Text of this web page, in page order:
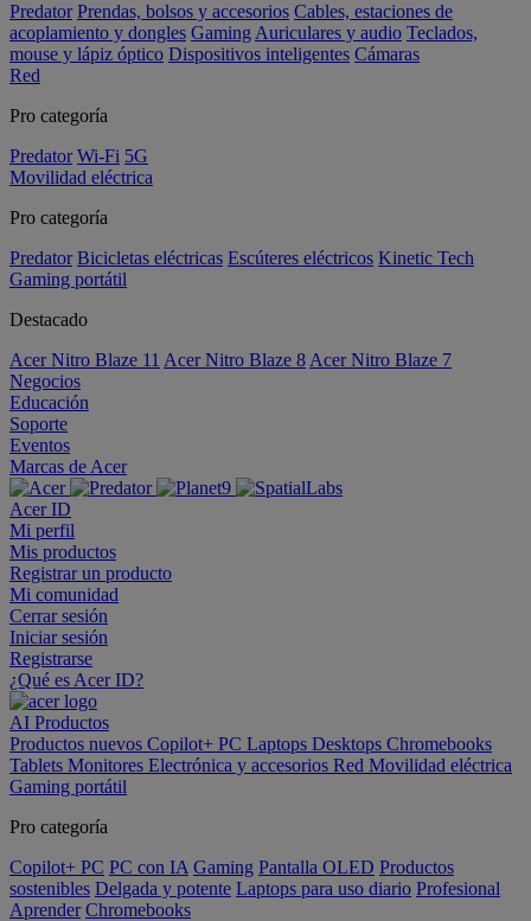
Predator Prendas, bolsos y accesorios Cables, estaciones de
acoplamiento y dongles Gaming Auriculares y audio Teclados,
mouse y lápiz óptico Dispositivos inteligentes Cámaras
Red
Pro categoría
Predator Wi-Fi 5G
Movilidad eléctrica
Pro categoría
Predator Bicicletas eléctricas Escúteres eléctricos Kinetic Tech
Gaming portátil
Destacado
Acer Nitro Blaze 11 Acer Nitro Blaze 8 Acer Nitro Blaze 7
Negocios
Educación
Soporte
Eventos
Marcas de Acer
Acer ID
Mi perfil
Mis productos
Registrar un producto
Mi comunidad
Cerrar sesión
Iniciar sesión
Registrarse
¿Qué es Acer ID?
AI Productos
Productos nuevos Copilot+ PC Laptops Desktops Chromebooks
Tablets Monitores Electrónica y accesorios Red Movilidad eléctrica
Gaming portátil
Pro categoría
Copilot+ PC PC con IA Gaming Pantalla OLED Productos
sostenibles Delgada y potente Laptops para uso diario Profesional
Aprender Chromebooks